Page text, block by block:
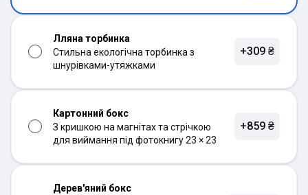
Лляна торбинка
Стильна екологічна торбинка з
шнурівками-утяжками
+309 ₴
Картонний бокс
З кришкою на магнітах та стрічкою
для виймання під фотокнигу 23 × 23
+859 ₴
Дерев'яний бокс